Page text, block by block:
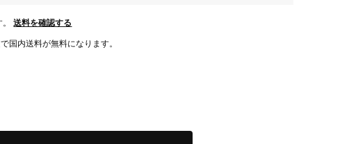
送料を確認する
国内送料が無料になります。